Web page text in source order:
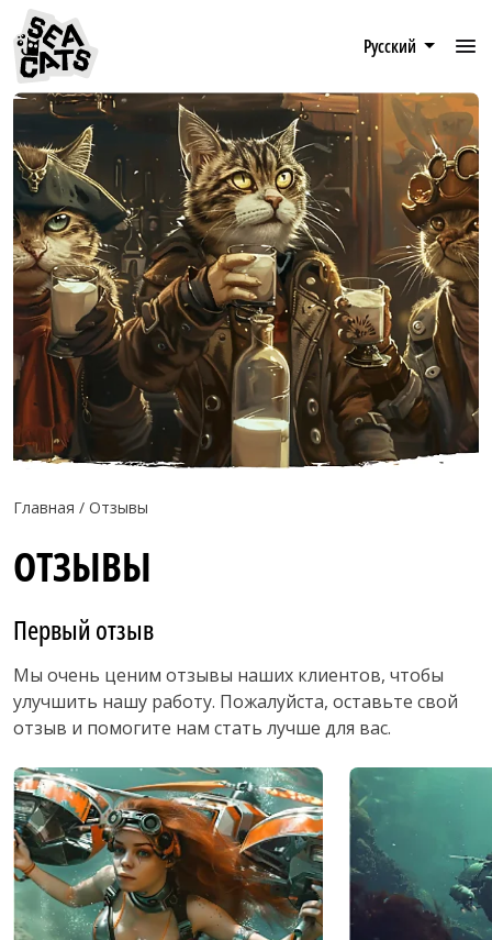
Русский
Главная Отзывы
ОТЗЫВЫ
Первый отзыв
Мы очень ценим отзывы наших клиентов, чтобы
улучшить нашу работу. Пожалуйста, оставьте свой
отзыв и помогите нам стать лучше для вас.